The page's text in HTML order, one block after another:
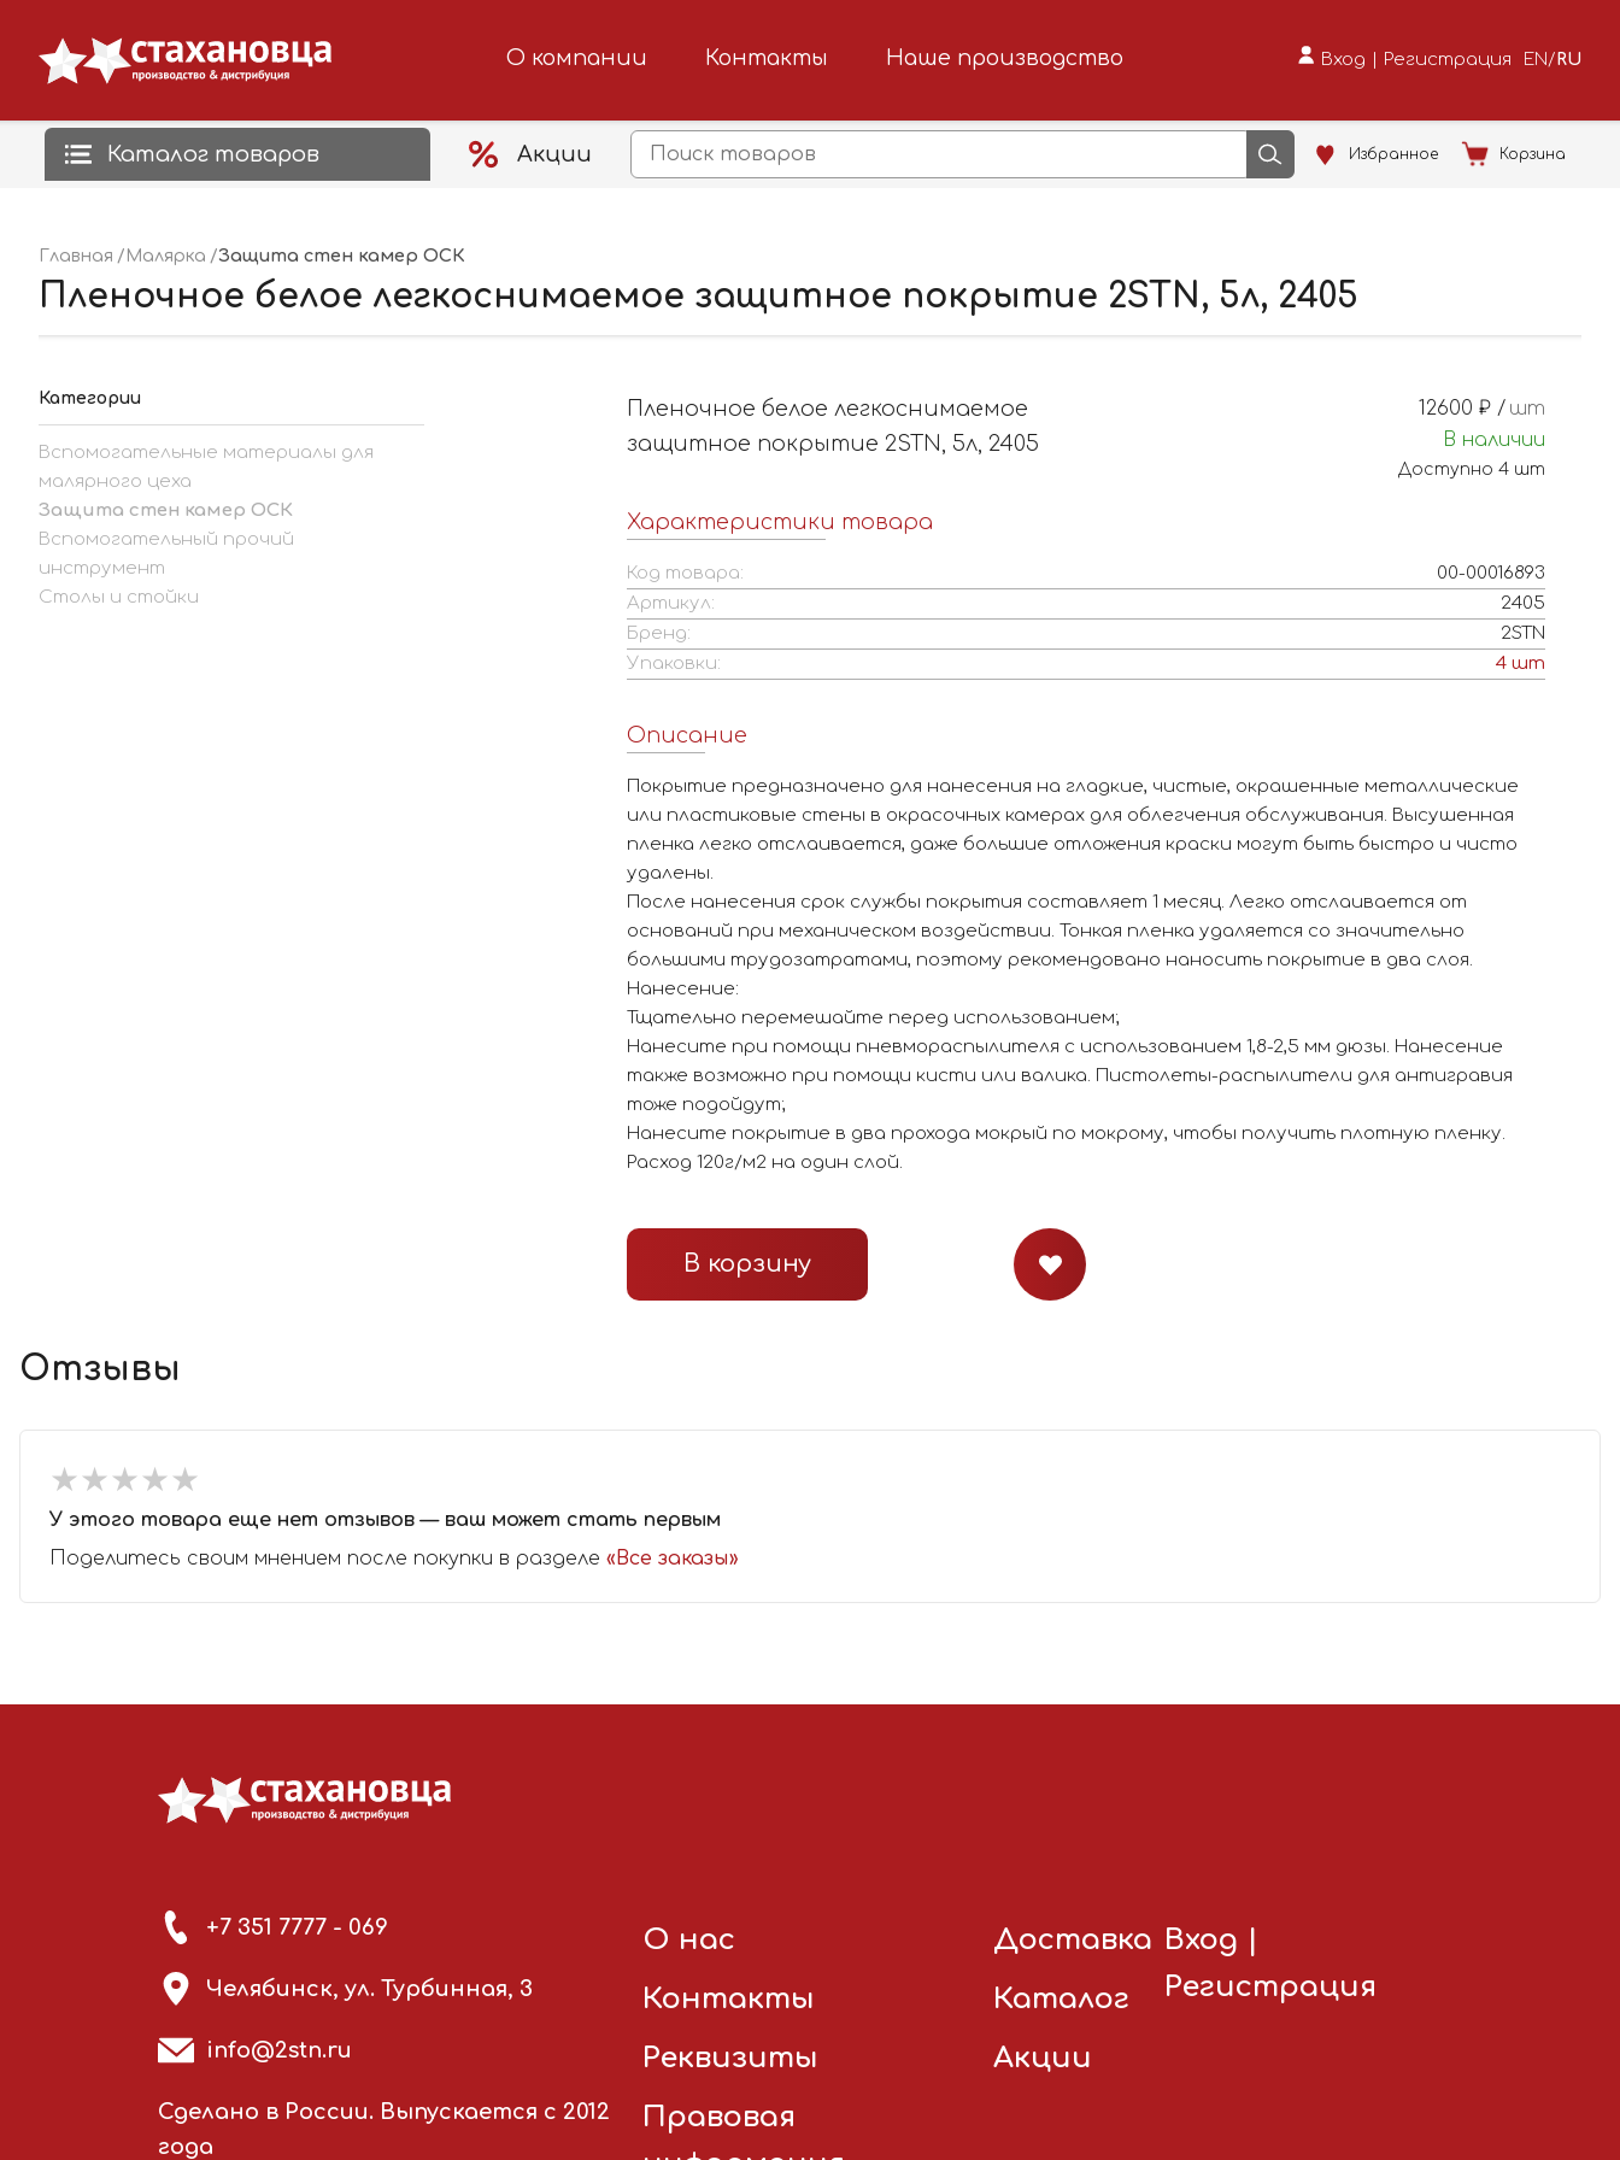
О компании Контакты Наше производство Вход | Регистрация EN /RU
Каталог товаров Акции Избранное Корзина
Главная Малярка Защита стен камер ОСК
Пленочное белое легкоснимаемое защитное покрытие 2STN, 5л, 2405
Категории
Вспомогательные материалы для
малярного цеха
Защита стен камер ОСК
Вспомогательный прочий
инструмент
Столы и стойки
Пленочное белое легкоснимаемое
защитное покрытие 2STN, 5л, 2405
Характеристики товара
Код товара:
00-00016893
Артикул:
2405
Бренд:
2STN
Упаковки:
4 шт
Описание
Покрытие предназначено для нанесения на гладкие, чистые, окрашенные металлические
или пластиковые стены в окрасочных камерах для облегчения обслуживания. Высушенная
пленка легко отслаивается, даже большие отложения краски могут быть быстро и чисто
удалены.
После нанесения срок службы покрытия составляет 1 месяц. Легко отслаивается от
оснований при механическом воздействии. Тонкая пленка удаляется со значительно
большими трудозатратами, поэтому рекомендовано наносить покрытие в два слоя.
Нанесение:
Тщательно перемешайте перед использованием;
Нанесите при помощи пневмораспылителя с использованием 1,8-2,5 мм дюзы. Нанесение
также возможно при помощи кисти или валика. Пистолеты-распылители для антигравия
тоже подойдут;
Нанесите покрытие в два прохода мокрый по мокрому, чтобы получить плотную пленку.
Расход 120г/м2 на один слой.
12600 ₽ / шт
В наличии
Доступно 4 шт
В корзину
Отзывы
★★★★★
★★★★★
У этого товара еще нет отзывов — ваш может стать первым
Поделитесь своим мнением после покупки в разделе «Все заказы»
+7 351 7777 - 069
Челябинск, ул. Турбинная, 3
info@2stn.ru
Сделано в России. Выпускается с 2012
года
О нас
Контакты
Реквизиты
Правовая
Доставка
Каталог
Акции
Вход |
Регистрация